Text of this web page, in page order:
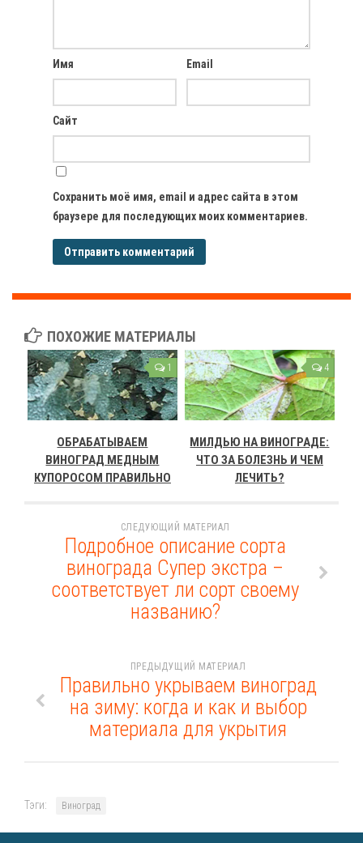
Имя Email
Сайт
Сохранить моё имя, email и адрес сайта в этом
браузере для последующих моих комментариев.
ПОХОЖИЕ МАТЕРИАЛЫ
1
ОБРАБАТЫВАЕМ
ВИНОГРАД МЕДНЫМ
КУПОРОСОМ ПРАВИЛЬНО
4
МИЛДЬЮ НА ВИНОГРАДЕ:
ЧТО ЗА БОЛЕЗНЬ И ЧЕМ
ЛЕЧИТЬ?
СЛЕДУЮЩИЙ МАТЕРИАЛ
Подробное описание сорта
винограда Супер экстра –
соответствует ли сорт своему
названию?
ПРЕДЫДУЩИЙ МАТЕРИАЛ
Правильно укрываем виноград
на зиму: когда и как и выбор
материала для укрытия
Тэги: Виноград